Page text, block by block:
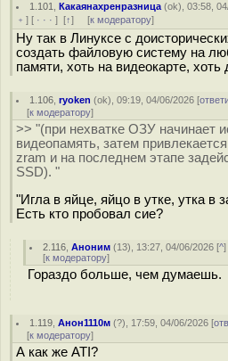
1.101 ,Какаянахренразница (ok), 03:58,
﹢ ] [ · · · ] [↑] [к модератору]
Ну так в Линуксе с
создать файловую систему на
памяти, хоть на видеокарте,
1.106 ,ryoken (ok), 09:19, 04/06/2026 [
[к модератору]
>> "(при нехватке ОЗУ начинает
видеопамять, затем
zram и на последнем этапе
SSD). "
"Игла в яйце, яйцо в утке, утка в
Есть кто пробовал сие?
2.116 ,Аноним (13), 13:27, 04/06/2026 [^]
[к модератору]
Гораздо больше, чем думаешь.
1.119 ,Анон1110м (?), 17:59, 04/06/2026 [
[к модератору]
А как же ATI?